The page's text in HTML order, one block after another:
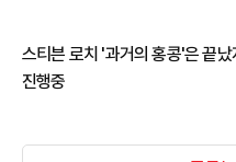
스티븐 로치 '과거의 홍콩'은 끝
진행중